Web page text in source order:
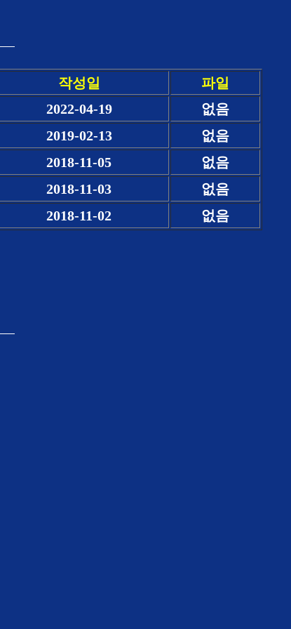
작성일
파일
2022-04-19
없음
2019-02-13
없음
2018-11-05
없음
2018-11-03
없음
2018-11-02 없음